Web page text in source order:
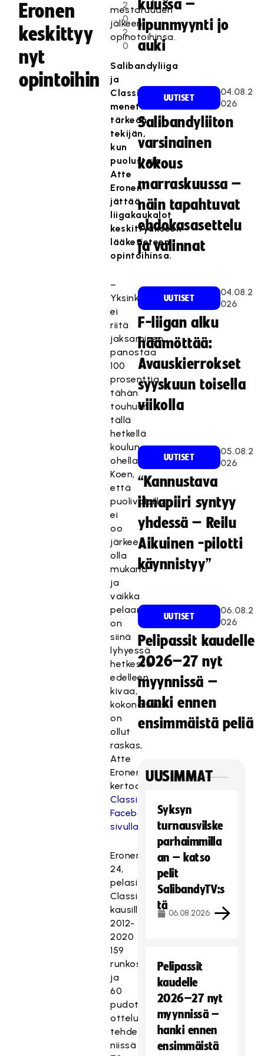
Eronen
keskittyy
nyt
opintoihin
2
0
2
0
mestaruuden
jälkeen
opinotoihinsa.
Salibandyliiga
ja
Classic
menettävät
tärkeän
tekijän,
kun
puolustaja
Atte
Eronen
jättää
liigakaukalot
keskittyäkseen
lääketieteen
opintoihinsa.
–
Yksinkertausuudessaan
ei
riitä
jaksaminen
panostaa
100
prosenttia
tähän
touhuun
tällä
hetkellä
koulun
ohella.
Koen,
että
puolivaloilla
ei
oo
järkee
olla
mukana
ja
vaikka
pelaaminen
on
siinä
lyhyessä
hetkessä
edelleen
kivaa,
kokonaisuus
on
ollut
raskas,
Atte
Eronen
kertoo
Classicin
Facebook-
sivulla
Eronen,
24,
pelasi
Classicilla
kausilla
2012-
2020
159
runkosarjan
ja
60
pudotuspelien
ottelua
tehden
niissä
kuussa –
lipunmyynti jo
auki
UUTISET
04.08.2
026
Salibandyliiton
varsinainen
kokous
marraskuussa –
näin tapahtuvat
ehdokasasettelu
ja valinnat
UUTISET
04.08.2
026
F-liigan alku
häämöttää:
Avauskierrokset
syyskuun toisella
viikolla
UUTISET
05.08.2
026
“Kannustava
ilmapiiri syntyy
yhdessä – Reilu
Aikuinen -pilotti
käynnistyy”
UUTISET
06.08.2
026
Pelipassit kaudelle
2026–27 nyt
myynnissä –
hanki ennen
ensimmäistä peliä
UUSIMMAT
Syksyn
turnausvilske
parhaimmilla
an – katso
pelit
SalibandyTV:s
tä
06.08.2026
Pelipassit
kaudelle
2026–27 nyt
myynnissä –
hanki ennen
ensimmäistä